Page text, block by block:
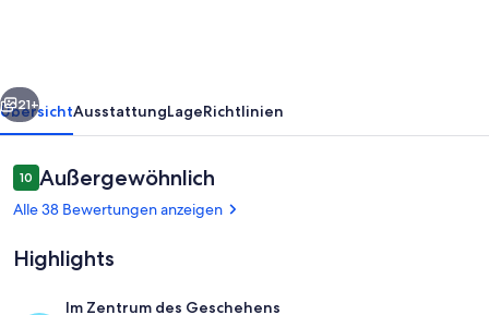
min
to
ntl.
forest
downtown
Brevard
Weiter
21+
ÜbersichtAusstattungLageRichtlinien
Bewertungen
1010 von 10.
Außergewöhnlich
Alle 38 Bewertungen anzeigen
Highlights
Im Zentrum des Geschehens